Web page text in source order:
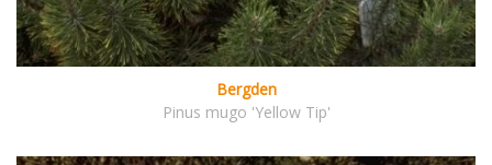
Bergden
Pinus mugo 'Yellow Tip'